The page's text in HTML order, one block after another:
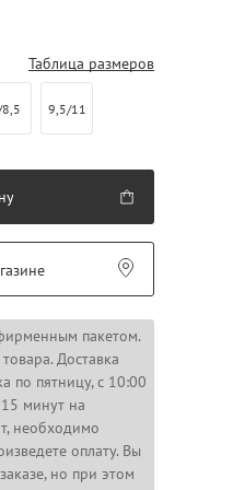
Таблица размеров
9,5/11
пакетом.
Доставка
по пятницу, с 10:00
минут на
необходимо
оплату. Вы
но при этом